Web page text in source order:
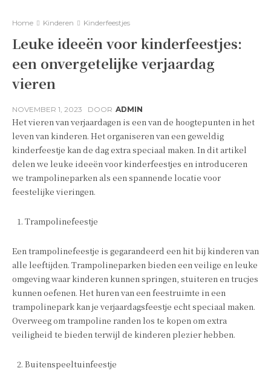
Home Kinderen Kinderfeestjes
Leuke ideeën voor kinderfeestjes:
een onvergetelijke verjaardag
vieren
NOVEMBER 1, 2023 DOOR ADMIN
Het vieren van verjaardagen is een van de hoogtepunten in het
leven van kinderen. Het organiseren van een geweldig
kinderfeestje kan de dag extra speciaal maken. In dit artikel
delen we leuke ideeën voor kinderfeestjes en introduceren
we trampolineparken als een spannende locatie voor
feestelijke vieringen.
Trampolinefeestje
Een trampolinefeestje is gegarandeerd een hit bij kinderen van
alle leeftijden. Trampolineparken bieden een veilige en leuke
omgeving waar kinderen kunnen springen, stuiteren en trucjes
kunnen oefenen. Het huren van een feestruimte in een
trampolinepark kan je verjaardagsfeestje echt speciaal maken.
Overweeg om trampoline randen los te kopen om extra
veiligheid te bieden terwijl de kinderen plezier hebben.
Buitenspeeltuinfeestje